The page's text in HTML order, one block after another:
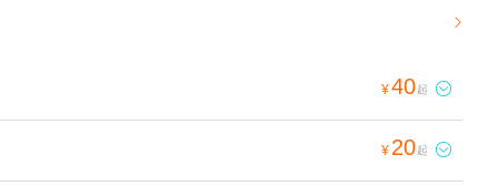

¥40起 
¥ 20起 